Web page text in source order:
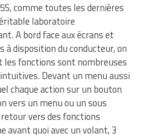
comme toutes les dernières
laboratoire
A bord face aux écrans et
disposition du conducteur, on
les fonctions sont nombreuses
Devant un menu aussi
chaque action sur un bouton
vers un menu ou un sous
retour vers des fonctions
avant quoi avec un volant, 3